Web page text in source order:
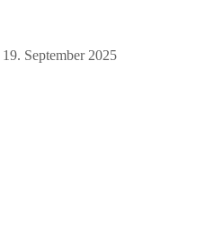
19. September 2025